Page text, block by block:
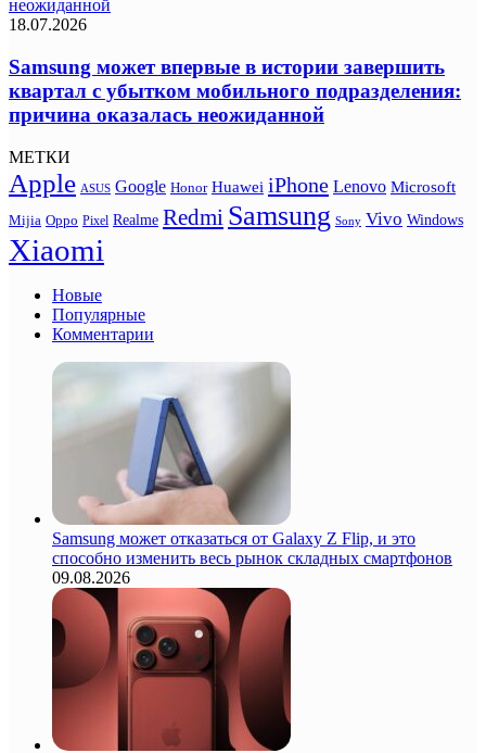
неожиданной
18.07.2026
Samsung может впервые в истории завершить
квартал с убытком мобильного подразделения:
причина оказалась неожиданной
МЕТКИ
Apple ASUS Google Honor Huawei iPhone Lenovo Microsoft
Mijia Oppo Pixel Realme Redmi Samsung Sony Vivo Windows
Xiaomi
Новые
Популярные
Комментарии
Samsung может отказаться от Galaxy Z Flip, и это
способно изменить весь рынок складных смартфонов
09.08.2026